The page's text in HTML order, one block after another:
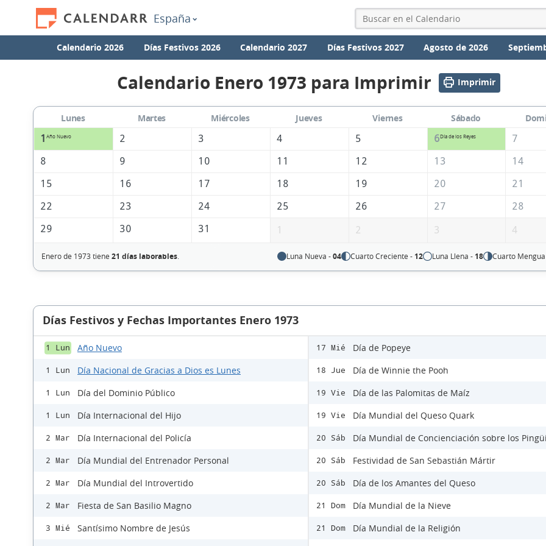
España
Calendario 2026 Días Festivos 2026 Calendario 2027 Días Festivos 2027 Agosto de 2026
Calendario Enero 1973 para Imprimir Imprimir
Lunes Martes Miércoles Jueves Viernes Sábado
1 Año Nuevo 2 3 4 5 6Día de los Reyes
7
8
9 10 11 12 13
14
15
16 17 18 19 20
21
22
23 24 25 26 27
28
29
30 31 1 2 3 4
Enero de 1973 tiene 21 días laborables. Luna Nueva -04 Cuarto Creciente - 12 Luna Llena - 18 Cuarto
Días Festivos y Fechas Importantes Enero 1973
1 Lun Año Nuevo
1 Lun Día Nacional de Gracias a Dios es Lunes
1 Lun Día del Dominio Público
1 Lun Día Internacional del Hijo
2 Mar Día Internacional del Policía
2 Mar Día Mundial del Entrenador Personal
2 Mar Día Mundial del Introvertido
2 Mar Fiesta de San Basilio Magno
3 Mié
Santísimo Nombre de Jesús
17 Mié Día de Popeye
18 Jue Día de Winnie the Pooh
19 Vie Día de las Palomitas de Maíz
19 Vie Día Mundial del Queso Quark
20 Sáb Día Mundial de Concienciación sobre los
20 Sáb Festividad de San Sebastián Mártir
20 Sáb Día de los Amantes del Queso
21 Dom Día Mundial de la Nieve
21 Dom
Día Mundial de la Religión